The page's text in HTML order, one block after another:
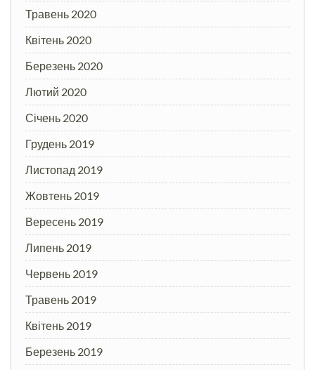
Травень 2020
Квітень 2020
Березень 2020
Лютий 2020
Січень 2020
Грудень 2019
Листопад 2019
Жовтень 2019
Вересень 2019
Липень 2019
Червень 2019
Травень 2019
Квітень 2019
Березень 2019